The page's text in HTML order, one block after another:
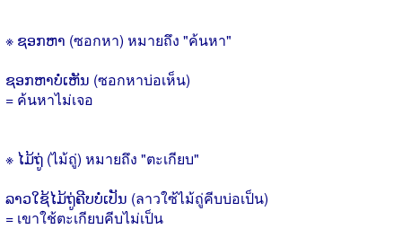
※ ຊອກຫາ (ซอกหา) หมายถึง "ค้นหา"
ຊອກຫາບໍ່ເຫັນ (ซอกหาบ่อเห็น)
= ค้นหาไม่เจอ
※ ໄມ້ຖູ່ (ไม้ถู่) หมายถึง "ตะเกียบ"
ລາວໃຊ້ໄມ້ຖູ່ຄີບບໍ່ເປັນ (ลาวใซ้ไม้ถู่คีบบ่อเป็น)
= เขาใช้ตะเกียบคีบไม่เป็น